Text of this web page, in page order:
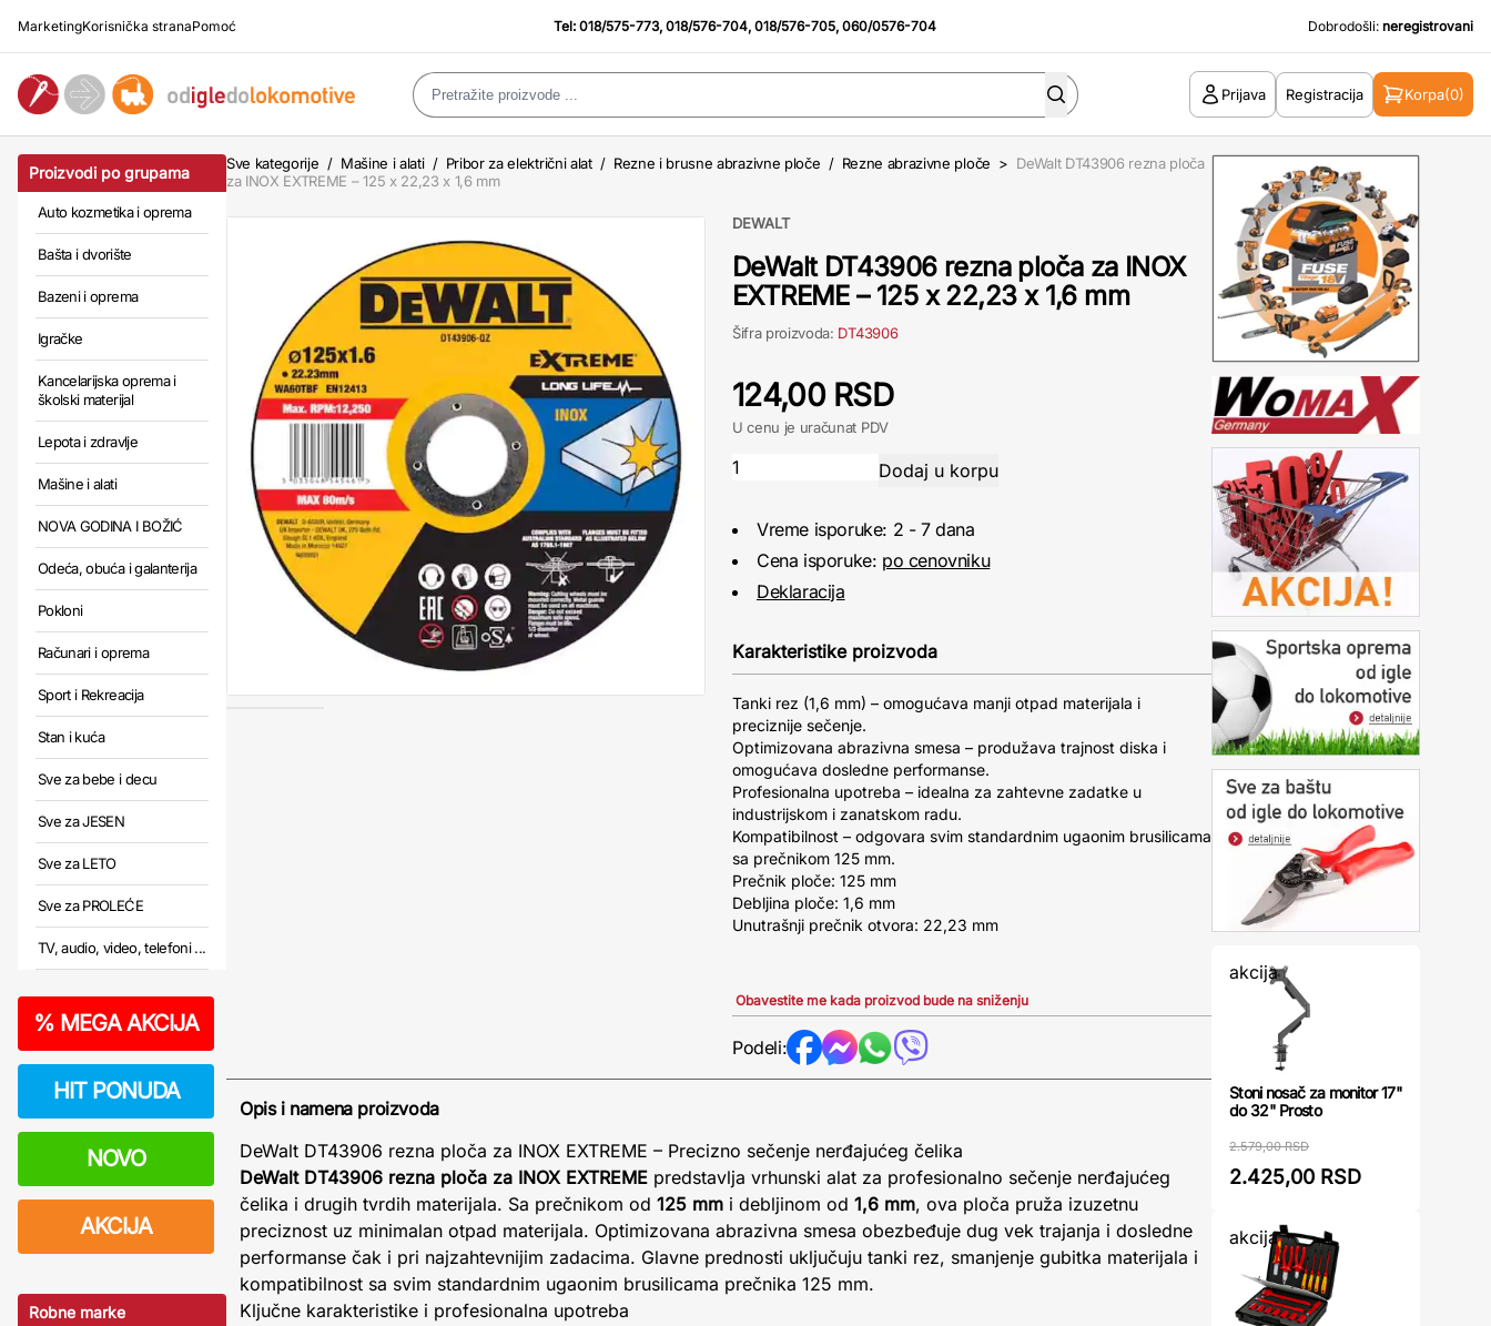
MarketingKorisnička stranaPomoć Tel:018/575-773,018/576-704,018/576-705,060/0576-704 Dobrodošli: neregistrovani
Prijava Registracija Korpa(0)
Proizvodi po grupama
Auto kozmetika i oprema
Bašta i dvorište
Bazeni i oprema
Igračke
Kancelarijska oprema i
školski materijal
Lepota i zdravlje
Mašine i alati
NOVA GODINA I BOŽIĆ
Odeća, obuća i galanterija
Pokloni
Računari i oprema
Sport i Rekreacija
Stan i kuća
Sve za bebe i decu
Sve za JESEN
Sve za LETO
Sve za PROLEĆE
TV, audio, video, telefoni ...
% MEGA AKCIJA
HIT PONUDA
NOVO
AKCIJA
Robne marke
Sve kategorije / Mašine i alati / Pribor za električni alat / Rezne i brusne abrazivne ploče / Rezne abrazivne ploče > DeWalt DT43906 rezna ploča
za INOX EXTREME – 125 x 22,23 x 1,6 mm
DEWALT
DeWalt DT43906 rezna ploča za INOX
EXTREME – 125 x 22,23 x 1,6 mm
Šifra proizvoda: DT43906
124,00 RSD
U cenu je uračunat PDV
Vreme isporuke: 2 - 7 dana
Cena isporuke: po cenovniku
Deklaracija
Karakteristike proizvoda
Tanki rez (1,6 mm) – omogućava manji otpad materijala i
preciznije sečenje.
Optimizovana abrazivna smesa – produžava trajnost diska i
omogućava dosledne performanse.
Profesionalna upotreba – idealna za zahtevne zadatke u
industrijskom i zanatskom radu.
Kompatibilnost – odgovara svim standardnim ugaonim brusilicama
sa prečnikom 125 mm.
Prečnik ploče: 125 mm
Debljina ploče: 1,6 mm
Unutrašnji prečnik otvora: 22,23 mm
Obavestite me kada proizvod bude na sniženju
Podeli:
Opis i namena proizvoda
DeWalt DT43906 rezna ploča za INOX EXTREME – Precizno sečenje nerđajućeg čelika
DeWalt DT43906 rezna ploča za INOX EXTREME predstavlja vrhunski alat za profesionalno sečenje nerđajućeg
čelika i drugih tvrdih materijala. Sa prečnikom od 125 mm i debljinom od 1,6 mm, ova ploča pruža izuzetnu
preciznost uz minimalan otpad materijala. Optimizovana abrazivna smesa obezbeđuje dug vek trajanja i dosledne
performanse čak i pri najzahtevnijim zadacima. Glavne prednosti uključuju tanki rez, smanjenje gubitka materijala i
kompatibilnost sa svim standardnim ugaonim brusilicama prečnika 125 mm.
Ključne karakteristike i profesionalna upotreba
akcija
Stoni nosač za monitor 17"
do 32" Prosto
2.579,00 RSD
2.425,00 RSD
akcija